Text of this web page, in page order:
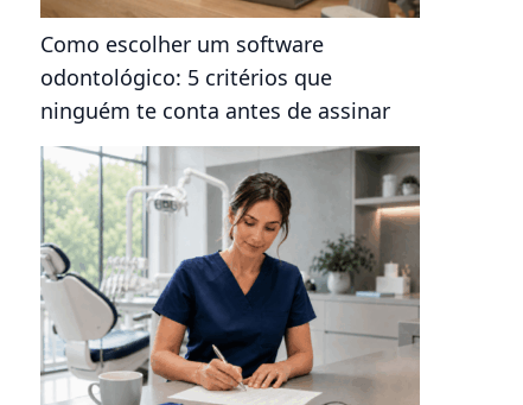
Como escolher um software
odontológico: 5 critérios que
ninguém te conta antes de assinar